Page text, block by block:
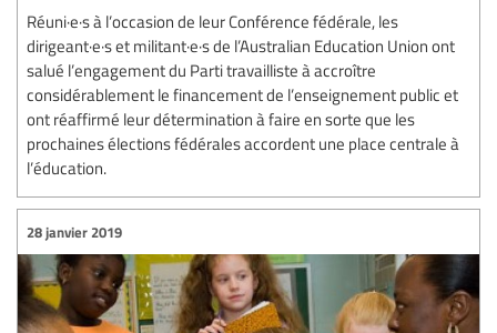
Réuni·e·s à l’occasion de leur Conférence fédérale, les
dirigeant·e·s et militant·e·s de l’Australian Education Union ont
salué l’engagement du Parti travailliste à accroître
considérablement le financement de l’enseignement public et
ont réaffirmé leur détermination à faire en sorte que les
prochaines élections fédérales accordent une place centrale à
l’éducation.
28 janvier 2019